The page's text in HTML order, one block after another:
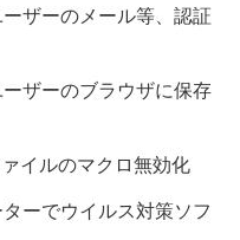
ザーのメール等、認証
ザーのブラウザに保存
イルのマクロ無効化
ーでウイルス対策ソフ